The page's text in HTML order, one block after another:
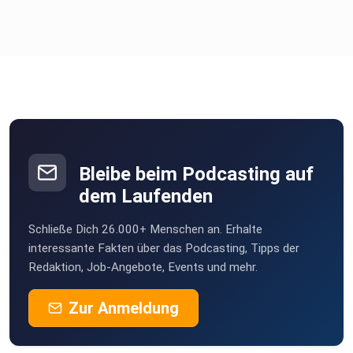
Bleibe beim Podcasting auf
dem Laufenden
Schließe Dich 26.000+ Menschen an. Erhalte
interessante Fakten über das Podcasting, Tipps der
Redaktion, Job-Angebote, Events und mehr.
Zur Anmeldung